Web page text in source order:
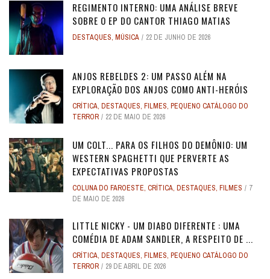
REGIMENTO INTERNO: UMA ANÁLISE BREVE
SOBRE O EP DO CANTOR THIAGO MATIAS
DESTAQUES, MÚSICA 22 DE JUNHO DE 2026
ANJOS REBELDES 2: UM PASSO ALÉM NA
EXPLORAÇÃO DOS ANJOS COMO ANTI-HERÓIS
CRÍTICA, DESTAQUES, FILMES, PEQUENO CATÁLOGO DO
TERROR
22 DE MAIO DE 2026
UM COLT... PARA OS FILHOS DO DEMÔNIO: UM
WESTERN SPAGHETTI QUE PERVERTE AS
EXPECTATIVAS PROPOSTAS
COLUNA DO FAROESTE, CRÍTICA, DESTAQUES, FILMES
7
DE MAIO DE 2026
LITTLE NICKY - UM DIABO DIFERENTE : UMA
COMÉDIA DE ADAM SANDLER, A RESPEITO DE ...
CRÍTICA, DESTAQUES, FILMES, PEQUENO CATÁLOGO DO
TERROR
29 DE ABRIL DE 2026